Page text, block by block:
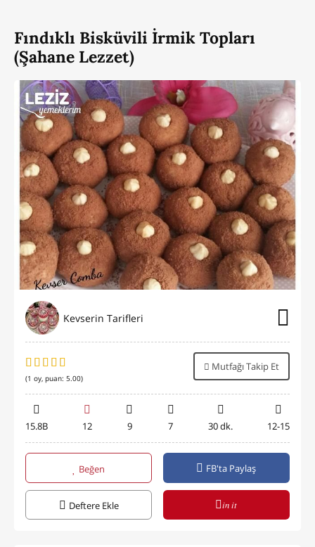
Fındıklı Bisküvili İrmik Topları
(Şahane Lezzet)
Kevserin Tarifleri
(1 oy, puan: 5.00)
Mutfağı Takip Et
15.8B 12 9 7 30 dk. 12-15
Beğen FB'ta Paylaş
Deftere Ekle in it